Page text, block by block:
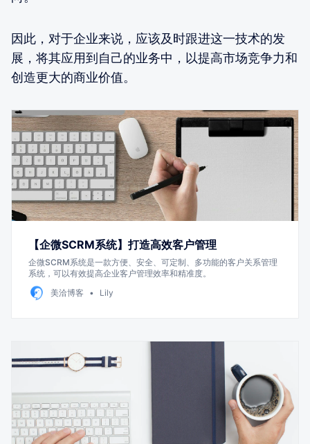
因此，对于企业来说，应该及时跟进这一技术的发
展，将其应用到自己的业务中，以提高市场竞争力和
创造更大的商业价值。
【企微SCRM系统】打造高效客户管理
企微SCRM系统是一款方便、安全、可定制、多功能的客户关系管理
系统，可以有效提高企业客户管理效率和精准度。
美洽博客
Lily